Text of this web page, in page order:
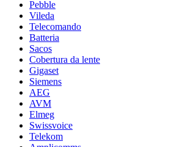
Pebble
Vileda
Telecomando
Batteria
Sacos
Cobertura da lente
Gigaset
Siemens
AEG
AVM
Elmeg
Swissvoice
Telekom